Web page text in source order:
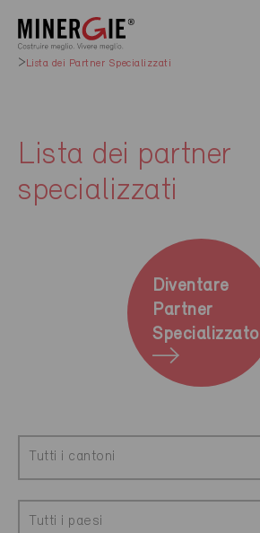
Lista dei Partner Specializzati
Lista dei partner
specializzati
Diventare
Partner
Specializzato
Tutti i cantoni
Tutti i paesi